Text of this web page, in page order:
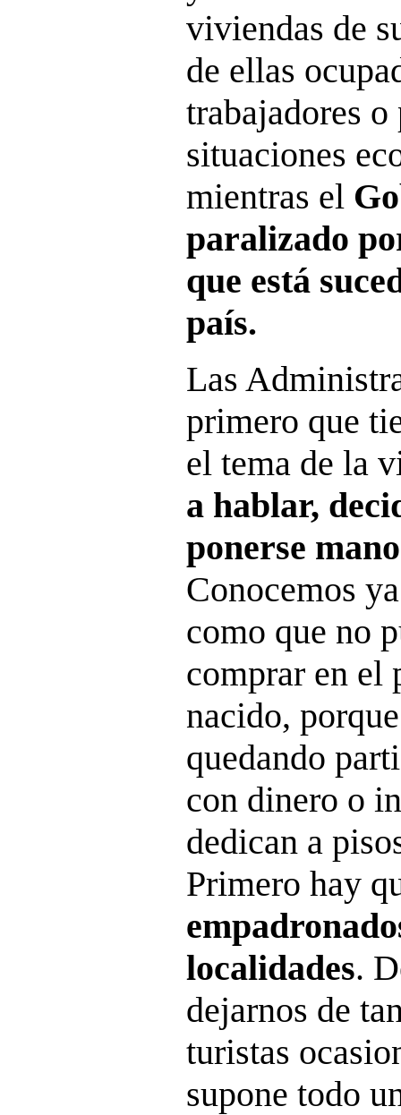
viviendas de
de ellas
trabajadores o
situaciones
mientras el
paralizado
que está
país.
Las
primero que
el tema de la
a hablar,
ponerse
Conocemos
como que no
comprar en el
nacido,
quedando
con dinero o
dedican a
Primero hay
localidades.
dejarnos de
turistas
supone todo